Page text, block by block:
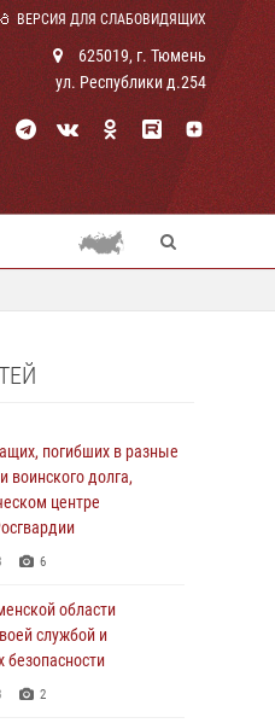
ВЕРСИЯ ДЛЯ СЛАБОВИДЯЩИХ
625019, г. Тюмень
ул. Республики д.254
погибших в разные
воинского долга,
центре
6
области
службой и
2